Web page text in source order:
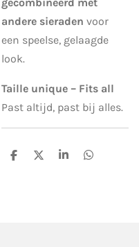
andere sieraden voor
een speelse, gelaagde
look.
Taille unique – Fits all
Past altijd, past bij alles.
D
D
S
D